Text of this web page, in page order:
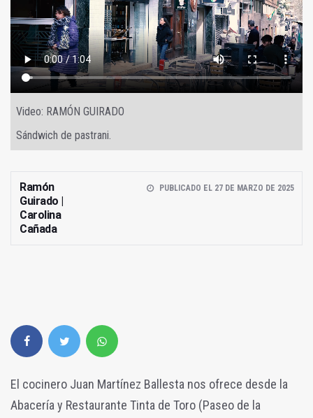
Video: RAMÓN GUIRADO
Sándwich de pastrani.
Ramón
Guirado |
Carolina
Cañada
PUBLICADO EL 27 DE MARZO DE 2025
El cocinero Juan Martínez Ballesta nos ofrece desde la
Abacería y Restaurante Tinta de Toro (Paseo de la